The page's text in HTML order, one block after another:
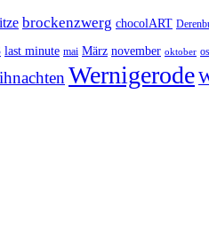
brockenzwerg chocolART
last minute mai März november oktober
Wernigerode